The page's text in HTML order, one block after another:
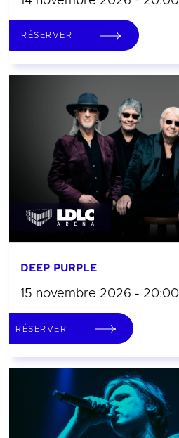
RÉSERVER
DEEP PURPLE
15 novembre 2026 - 20:00
RÉSERVER